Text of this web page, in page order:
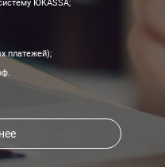
платежей);